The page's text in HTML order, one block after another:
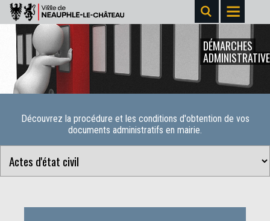
DÉMARCHES
Découvrez la procédure et les conditions d'obtention de vos
documents administratifs en mairie.